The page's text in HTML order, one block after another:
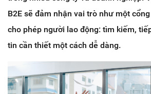
B2E sẽ đảm nhận vai trò như một
cho phép người lao động: tìm kiếm,
tin cần thiết một cách dễ dàng.